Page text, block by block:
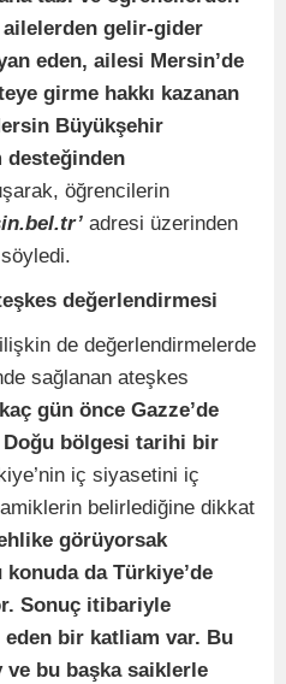
gelir-gider
eden, ailesi Mersin’de
girme hakkı kazanan
Büyükşehir
desteğinden
öğrencilerin
adresi üzerinden
değerlendirmesi
de değerlendirmelerde
sağlanan ateşkes
gün önce Gazze’de
bölgesi tarihi bir
iç siyasetini iç
belirlediğine dikkat
görüyorsak
konuda da Türkiye’de
Sonuç itibariyle
eden bir katliam var. Bu
ve bu başka saiklerle